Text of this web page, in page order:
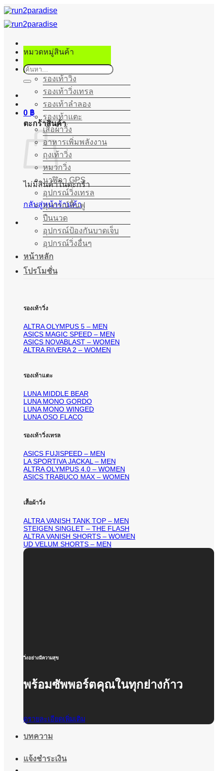
ข้าม
ไป
เนื้อหา
ค้นหา:
0 ฿
ตะกร้าสินค้า
ไม่มีสินค้าในตะกร้า
กลับสู่หน้าร้านค้า
หมวดหมู่สินค้า
รองเท้าวิ่ง
รองเท้าวิ่งเทรล
รองเท้าลำลอง
รองเท้าแตะ
เสื้อผ้าวิ่ง
อาหารเพิ่มพลังงาน
ถุงเท้าวิ่ง
หมวกวิ่ง
นาฬิกา GPS
อุปกรณ์วิ่งเทรล
อุปกรณ์ฟื้นฟู
ปืนนวด
อุปกรณ์ป้องกันบาดเจ็บ
อุปกรณ์วิ่งอื่นๆ
หน้าหลัก
โปรโมชั่น
รองเท้าวิ่ง
ALTRA OLYMPUS 5 – MEN
ASICS MAGIC SPEED – MEN
ASICS NOVABLAST – WOMEN
ALTRA RIVERA 2 – WOMEN
รองเท้าแตะ
LUNA MIDDLE BEAR
LUNA MONO GORDO
LUNA MONO WINGED
LUNA OSO FLACO
รองเท้าวิ่งเทรล
ASICS FUJISPEED – MEN
LA SPORTIVA JACKAL – MEN
ALTRA OLYMPUS 4.0 – WOMEN
ASICS TRABUCO MAX – WOMEN
เสื้อผ้าวิ่ง
ALTRA VANISH TANK TOP – MEN
STEIGEN SINGLET – THE FLASH
ALTRA VANISH SHORTS – WOMEN
UD VELUM SHORTS – MEN
วิ่งอย่างมีความสุข
พร้อมซัพพอร์ตคุณในทุกย่างก้าว
ดูรายละเอียดเพิ่มเติม
บทความ
แจ้งชำระเงิน